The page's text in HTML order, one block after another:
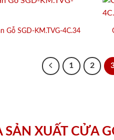
Gỗ SGD-KM.TVG-4C.34
1 2
XUẤT CỬA